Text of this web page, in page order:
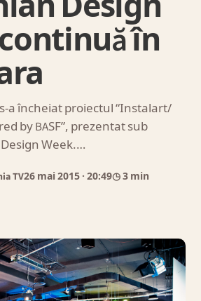
în
a încheiat proiectul “Instalart/
by BASF”, prezentat sub
Week.…
TV26 mai 2015 · 20:49◷ 3 min